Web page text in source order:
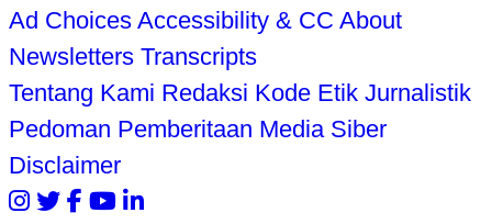
Ad Choices Accessibility & CC About
Newsletters Transcripts
Tentang Kami Redaksi Kode Etik Jurnalistik
Pedoman Pemberitaan Media Siber
Disclaimer